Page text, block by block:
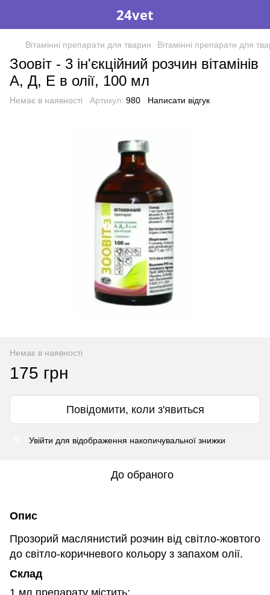
24vet
Вітамінні препарати для тварин Вітамінні препарати для
Зоовіт - 3 ін'єкційний розчин вітамінів
А, Д, Е в олії, 100 мл
Немає в наявності Артикул: 980 Написати відгук
Немає в наявності
175 грн
Повідомити, коли з'явиться
Увійти для відображення накопичувальної знижки
До обраного
Опис
Прозорий маслянистий розчин від світло-жовтого
до світло-коричневого кольору з запахом олії.
Склад
1 мл препарату містить: